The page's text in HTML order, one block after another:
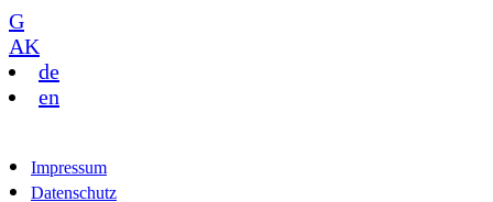
G
AK
de
en
Impressum
Datenschutz